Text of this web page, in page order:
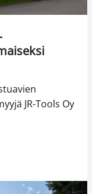
JR-Tools Oy